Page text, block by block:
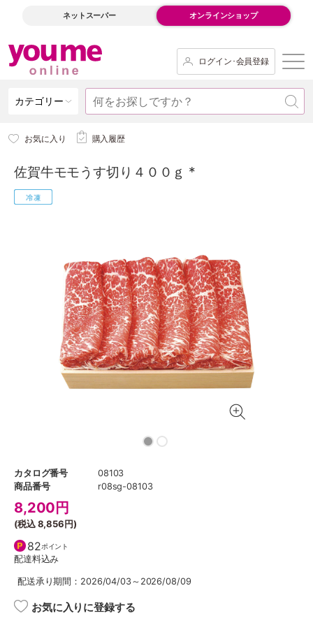
ネットスーパー オンラインショップ
ログイン･会員登録
カテゴリー
お気に入り 購入履歴
佐賀牛モモうす切り４００ｇ *
カタログ番号
08103
商品番号
r08sg-08103
8,200 円
(税込8,856円)
82ポイント
配達料込み
配送承り期間：2026/04/03～2026/08/09
お気に入りに登録する